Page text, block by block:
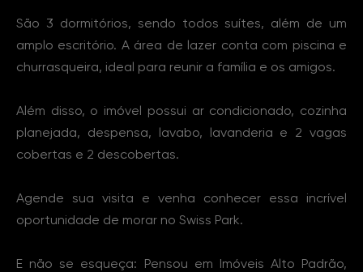
São 3 dormitórios, sendo todos suítes, além de um
amplo escritório. A área de lazer conta com piscina e
churrasqueira, ideal para reunir a família e os amigos.
Além disso, o imóvel possui ar condicionado, cozinha
planejada, despensa, lavabo, lavanderia e 2 vagas
cobertas e 2 descobertas.
Agende sua visita e venha conhecer essa incrível
oportunidade de morar no Swiss Park.
E não se esqueça: Pensou em Imóveis Alto Padrão,